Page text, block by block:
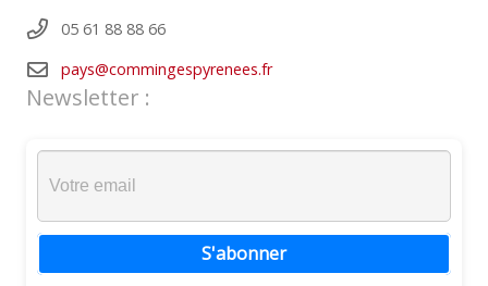
05 61 88 88 66
pays@commingespyrenees.fr
Newsletter :
S'abonner